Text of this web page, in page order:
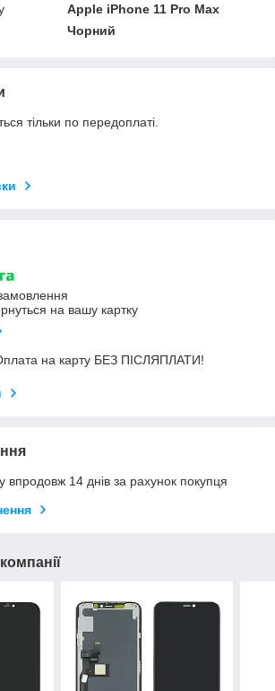
Apple iPhone 11 Pro Max
Чорний
тільки по передоплаті.
на вашу картку
на карту БЕЗ ПІСЛЯПЛАТИ!
впродовж 14 днів за рахунок покупця